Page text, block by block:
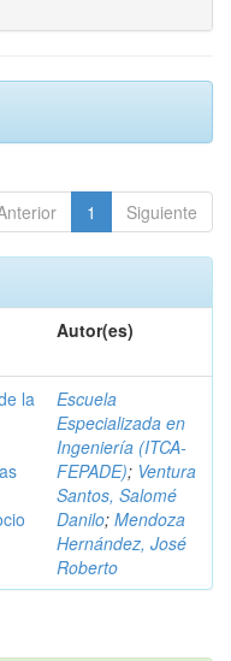
1 Siguiente
Autor(es)
la
Escuela
Especializada en
Ingeniería (ITCA-
FEPADE); Ventura
Santos, Salomé
Danilo; Mendoza
Hernández, José
Roberto